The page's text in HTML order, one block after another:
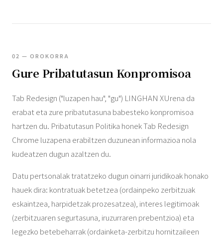
02 — OROKORRA
Gure Pribatutasun Konpromisoa
Tab Redesign ("luzapen hau", "gu") LINGHAN XUrena da
erabat eta zure pribatutasuna babesteko konpromisoa
hartzen du. Pribatutasun Politika honek Tab Redesign
Chrome luzapena erabiltzen duzunean informazioa nola
kudeatzen dugun azaltzen du.
Datu pertsonalak tratatzeko dugun oinarri juridikoak honako
hauek dira: kontratuak betetzea (ordainpeko zerbitzuak
eskaintzea, harpidetzak prozesatzea), interes legitimoak
(zerbitzuaren segurtasuna, iruzurraren prebentzioa) eta
legezko betebeharrak (ordainketa-zerbitzu hornitzaileen